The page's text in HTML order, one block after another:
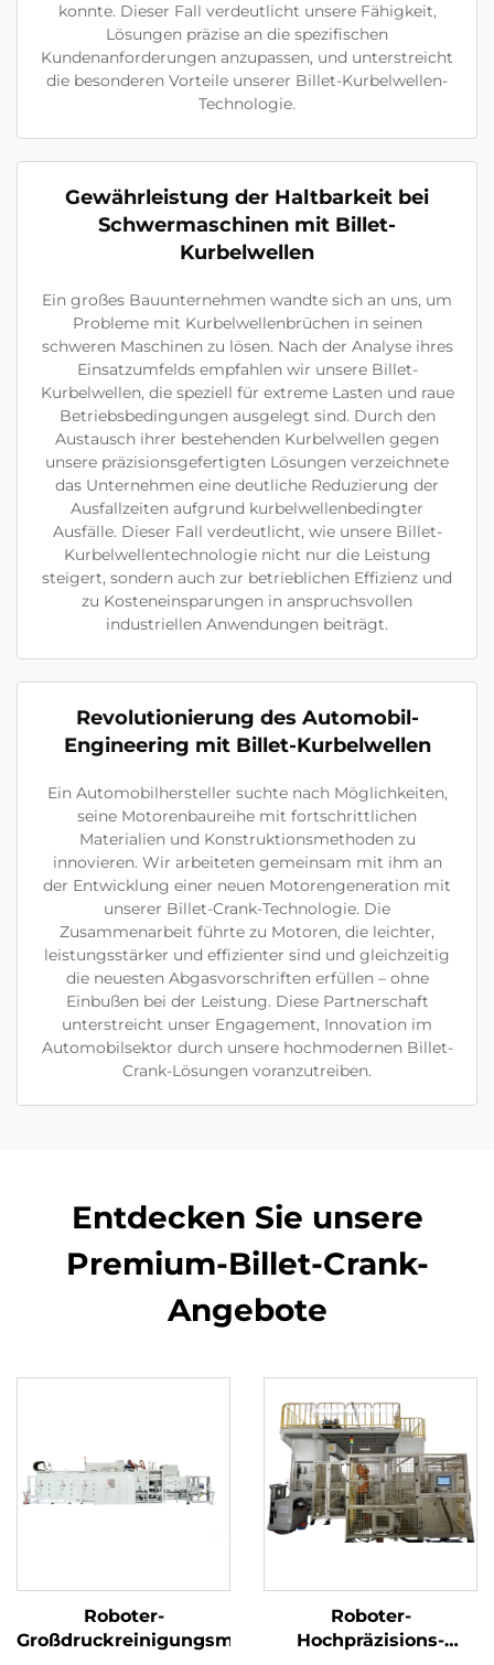
konnte. Dieser Fall verdeutlicht unsere Fähigkeit,
Lösungen präzise an die spezifischen
Kundenanforderungen anzupassen, und unterstreicht
die besonderen Vorteile unserer Billet-Kurbelwellen-
Technologie.
Gewährleistung der Haltbarkeit bei
Schwermaschinen mit Billet-
Kurbelwellen
Ein großes Bauunternehmen wandte sich an uns, um
Probleme mit Kurbelwellenbrüchen in seinen
schweren Maschinen zu lösen. Nach der Analyse ihres
Einsatzumfelds empfahlen wir unsere Billet-
Kurbelwellen, die speziell für extreme Lasten und raue
Betriebsbedingungen ausgelegt sind. Durch den
Austausch ihrer bestehenden Kurbelwellen gegen
unsere präzisionsgefertigten Lösungen verzeichnete
das Unternehmen eine deutliche Reduzierung der
Ausfallzeiten aufgrund kurbelwellenbedingter
Ausfälle. Dieser Fall verdeutlicht, wie unsere Billet-
Kurbelwellentechnologie nicht nur die Leistung
steigert, sondern auch zur betrieblichen Effizienz und
zu Kosteneinsparungen in anspruchsvollen
industriellen Anwendungen beiträgt.
Revolutionierung des Automobil-
Engineering mit Billet-Kurbelwellen
Ein Automobilhersteller suchte nach Möglichkeiten,
seine Motorenbaureihe mit fortschrittlichen
Materialien und Konstruktionsmethoden zu
innovieren. Wir arbeiteten gemeinsam mit ihm an
der Entwicklung einer neuen Motorengeneration mit
unserer Billet-Crank-Technologie. Die
Zusammenarbeit führte zu Motoren, die leichter,
leistungsstärker und effizienter sind und gleichzeitig
die neuesten Abgasvorschriften erfüllen – ohne
Einbußen bei der Leistung. Diese Partnerschaft
unterstreicht unser Engagement, Innovation im
Automobilsektor durch unsere hochmodernen Billet-
Crank-Lösungen voranzutreiben.
Entdecken Sie unsere
Premium-Billet-Crank-
Angebote
Roboter-
Großdruckreinigungsmaschine
Roboter-
Hochpräzisions-